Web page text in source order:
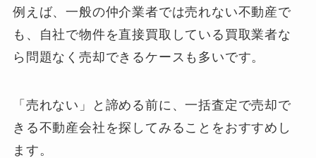
例えば、一般の仲介業者では売れない不動産で
も、自社で物件を直接買取している買取業者な
ら問題なく売却できるケースも多いです。
「売れない」と諦める前に、一括査定で売却で
きる不動産会社を探してみることをおすすめし
ます。